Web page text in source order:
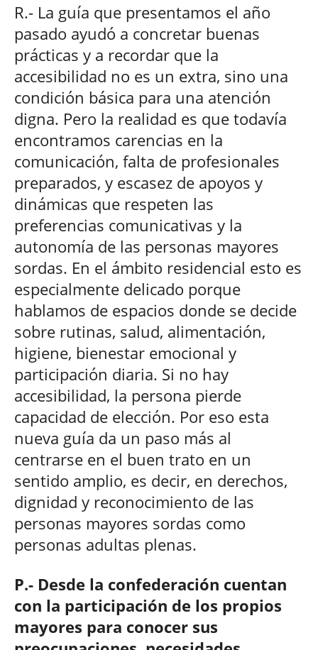
R.- La guía que presentamos el año
pasado ayudó a concretar buenas
prácticas y a recordar que la
accesibilidad no es un extra, sino una
condición básica para una atención
digna. Pero la realidad es que todavía
encontramos carencias en la
comunicación, falta de profesionales
preparados, y escasez de apoyos y
dinámicas que respeten las
preferencias comunicativas y la
autonomía de las personas mayores
sordas. En el ámbito residencial esto es
especialmente delicado porque
hablamos de espacios donde se decide
sobre rutinas, salud, alimentación,
higiene, bienestar emocional y
participación diaria. Si no hay
accesibilidad, la persona pierde
capacidad de elección. Por eso esta
nueva guía da un paso más al
centrarse en el buen trato en un
sentido amplio, es decir, en derechos,
dignidad y reconocimiento de las
personas mayores sordas como
personas adultas plenas.
P.- Desde la confederación cuentan
con la participación de los propios
mayores para conocer sus